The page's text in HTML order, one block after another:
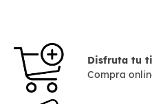
Disfruta tu
Compra